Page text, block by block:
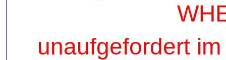
unaufgefordert